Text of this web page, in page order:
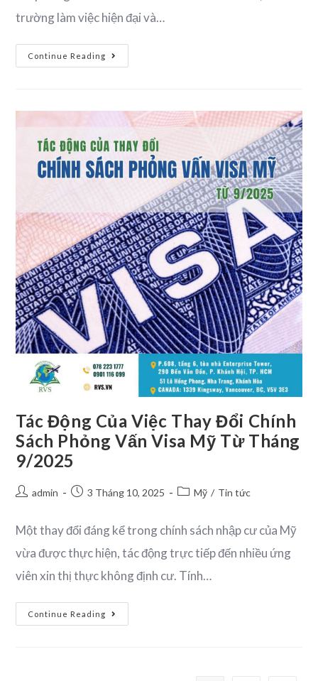
trường làm việc hiện đại và…
Continue Reading
Tác Động Của Việc Thay Đổi Chính
Sách Phỏng Vấn Visa Mỹ Từ Tháng
9/2025
admin 3 Tháng 10, 2025 Mỹ / Tin tức
Một thay đổi đáng kể trong chính sách nhập cư của Mỹ
vừa được thực hiện, tác động trực tiếp đến nhiều ứng
viên xin thị thực không định cư. Tính…
Continue Reading